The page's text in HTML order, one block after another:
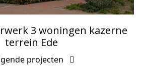
3 woningen kazerne
terrein Ede
projecten